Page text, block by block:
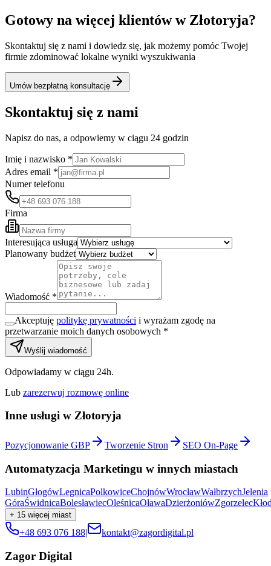
Gotowy na więcej klientów w Złotoryja?
Skontaktuj się z nami i dowiedz się, jak możemy pomóc Twojej
firmie zdominować lokalne wyniki wyszukiwania
Umów bezpłatną konsultację
Skontaktuj się z nami
Napisz do nas, a odpowiemy w ciągu 24 godzin
Imię i nazwisko *
Adres email *
Numer telefonu
Firma
Interesująca usługa
Planowany budżet
Wiadomość *
Akceptuję politykę prywatności i wyrażam zgodę na
przetwarzanie moich danych osobowych *
Wyślij wiadomość
Odpowiadamy w ciągu 24h.
Lub zarezerwuj rozmowę online
Inne usługi w Złotoryja
Pozycjonowanie GBP Tworzenie Stron SEO On-Page
Automatyzacja Marketingu w innych miastach
LubinGłogówLegnicaPolkowiceChojnówWrocławWałbrzychJelenia
GóraŚwidnicaBolesławiecOleśnicaOławaDzierżoniówZgorzelec
+ 15 więcej miast
+48 693 076 188| kontakt@zagordigital.pl
Zagor Digital